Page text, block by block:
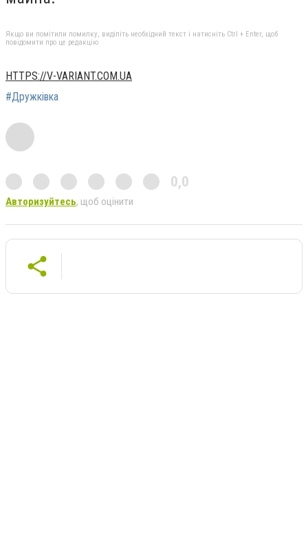
Якщо ви помітили помилку, виділіть необхідний текст і натисніть Ctrl + Enter, щоб
повідомити про це редакцію
HTTPS://V-VARIANT.COM.UA
#Дружківка
0,0
Авторизуйтесь, щоб оцінити